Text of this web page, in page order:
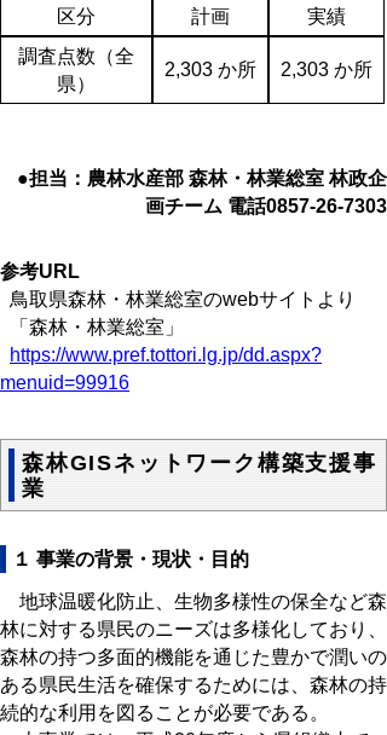
区分 計画
実績
調査点数（全
県）
2,303 か所 2,303 か所
●担当：農林水産部 森林・林業総室 林政企
画チーム 電話0857-26-7303
参考URL
鳥取県森林・林業総室のwebサイトより
「森林・林業総室」
https://www.pref.tottori.lg.jp/dd.aspx?
menuid=99916
森林GISネットワーク構築支援事
業
１ 事業の背景・現状・目的
地球温暖化防止、生物多様性の保全など森
林に対する県民のニーズは多様化しており、
森林の持つ多面的機能を通じた豊かで潤いの
ある県民生活を確保するためには、森林の持
続的な利用を図ることが必要である。